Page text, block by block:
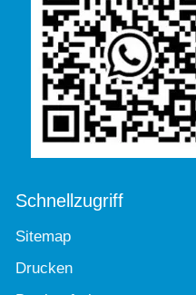
Schnellzugriff
Sitemap
Drucken